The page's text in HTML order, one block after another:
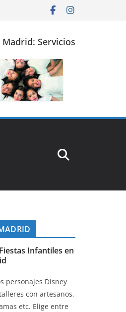
Servicios
Infantiles en
personajes Disney
con artesanos,
etc. Elige entre